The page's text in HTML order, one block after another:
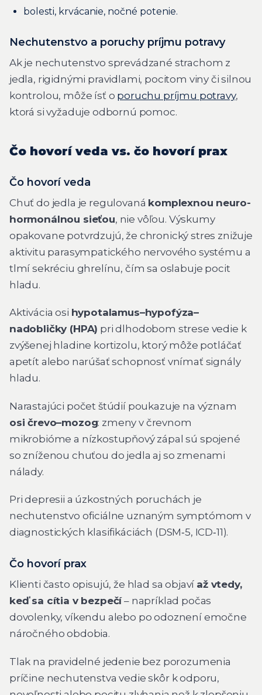
bolesti, krvácanie, nočné potenie.
Nechutenstvo a poruchy príjmu potravy
Ak je nechutenstvo sprevádzané strachom z
jedla, rigidnými pravidlami, pocitom viny či silnou
kontrolou, môže ísť o poruchu príjmu potravy,
ktorá si vyžaduje odbornú pomoc.
Čo hovorí veda vs. čo hovorí prax
Čo hovorí veda
Chuť do jedla je regulovaná komplexnou neuro-
hormonálnou sieťou, nie vôľou. Výskumy
opakovane potvrdzujú, že chronický stres znižuje
aktivitu parasympatického nervového systému a
tlmí sekréciu ghrelínu, čím sa oslabuje pocit
hladu.
Aktivácia osi hypotalamus–hypofýza–
nadobličky (HPA) pri dlhodobom strese vedie k
zvýšenej hladine kortizolu, ktorý môže potláčať
apetít alebo narúšať schopnosť vnímať signály
hladu.
Narastajúci počet štúdií poukazuje na význam
osi črevo–mozog: zmeny v črevnom
mikrobióme a nízkostupňový zápal sú spojené
so zníženou chuťou do jedla aj so zmenami
nálady.
Pri depresii a úzkostných poruchách je
nechutenstvo oficiálne uznaným symptómom v
diagnostických klasifikáciách (DSM‑5, ICD‑11).
Čo hovorí prax
Klienti často opisujú, že hlad sa objaví až vtedy,
keď sa cítia v bezpečí– napríklad počas
dovolenky, víkendu alebo po odoznení emočne
náročného obdobia.
Tlak na pravidelné jedenie bez porozumenia
príčine nechutenstva vedie skôr k odporu,